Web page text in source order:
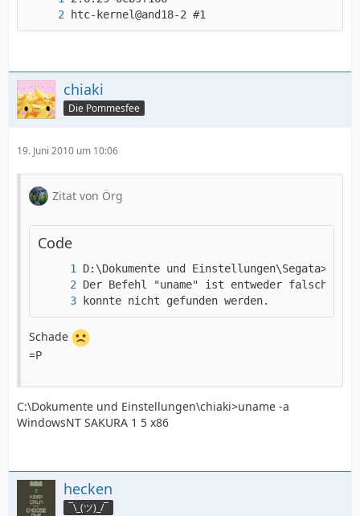
htc-kernel@and18-2 #1
chiaki
Die Pommesfee
19. Juni 2010 um 10:06
Zitat von Örg
Code
konnte nicht gefunden werden.
Schade
=P
C:\Dokumente und Einstellungen\chiaki>uname -a
WindowsNT SAKURA 1 5 x86
hecken
¯\_(ツ)_/¯